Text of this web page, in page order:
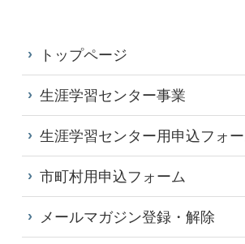
トップページ
生涯学習センター事業
生涯学習センター用申込フォ
市町村用申込フォーム
メールマガジン登録・解除